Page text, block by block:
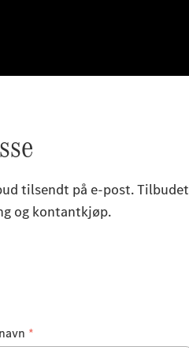
tilsendt på e-post. Tilbudet
og kontantkjøp.
*